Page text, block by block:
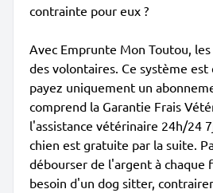
contrainte pour eux ?
Avec Emprunte Mon Toutou,
des volontaires. Ce système
payez uniquement un
comprend la Garantie Frais
l'assistance vétérinaire 24h/24
chien est gratuite par la suite.
débourser de l'argent à chaque
besoin d'un dog sitter,